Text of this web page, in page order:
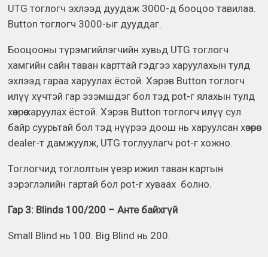
UTG тоглогч эхлээд дуудаж 3000-д бооцоо тавилаа.
Button тоглогч 3000-ыг дууддаг.
Бооцооны түрэмгийлэгчийн хувьд UTG тоглогч
хамгийн сайн таван карттай гэдгээ харуулахын тулд
эхлээд гараа харуулах ёстой. Хэрэв Button тоглогч
илүү хүчтэй гар эзэмшдэг бол тэд pot-г ялахын тулд
хөзрөө харуулах ёстой. Хэрэв Button тоглогч илүү сул
байр суурьтай бол тэд нүүрээ доош нь харуулсан хөзөрөө
dealer-т дамжуулж, UTG тоглуулагч pot-г хожно.
Тоглогчид тоглолтын үеэр ижил таван картын
зэрэглэлийн гартай бол pot-г хуваах болно.
Гар 3: Blinds 100/200 – Анте байхгүй
Small Blind нь 100. Big Blind нь 200.